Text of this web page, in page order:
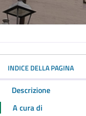
INDICE DELLA PAGINA
Descrizione
A cura di